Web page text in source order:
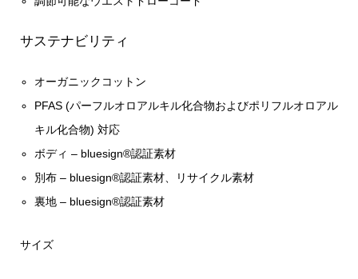
サステナビリティ
オーガニックコットン
PFAS (パーフルオロアルキル化合物およびポリフルオロアル
キル化合物) 対応
ボディ – bluesign®認証素材
別布 – bluesign®認証素材、リサイクル素材
裏地 – bluesign®認証素材
サイズ